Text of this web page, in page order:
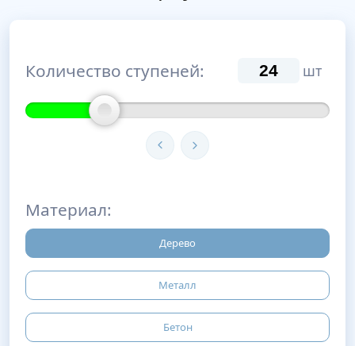
Количество ступеней: шт
Материал:
Дерево
Металл
Бетон